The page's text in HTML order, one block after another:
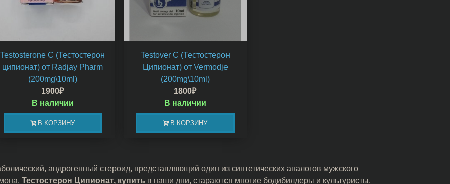
Testosterone C (Тестостерон
ципионат) от Radjay Pharm
(200mg\10ml)
1900₽
В КОРЗИНУ
В наличии
Testover C (Тестостерон
Ципионат) от Vermodje
(200mg\10ml)
1800₽
В КОРЗИНУ
В наличии
андрогенный стероид, представляющий один из синтетических аналогов мужского
Тестостерон Ципионат, купить в наши дни, стараются многие бодибилдеры и культуристы.